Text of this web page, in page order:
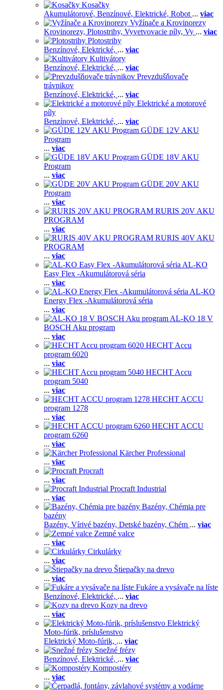
Kosačky
Akumulátorové, Benzínové, Elektrické, Robot ... viac
Vyžínače a Krovinorezy
Krovinorezy, Plotostrihy, Vyvetvovacie píly, Vy ... viac
Plotostrihy
Benzínové, Elektrické, ... viac
Kultivátory
Benzínové, Elektrické, ... viac
Prevzdušňovače
trávnikov
Benzínové, Elektrické, ... viac
Elektrické a motorové
píly
Benzínové, Elektrické, ... viac
GÜDE 12V AKU
Program
... viac
GÜDE 18V AKU
Program
... viac
GÜDE 20V AKU
Program
... viac
RURIS 20V AKU
PROGRAM
... viac
RURIS 40V AKU
PROGRAM
... viac
AL-KO
Easy Flex -Akumulátorová séria
... viac
AL-KO
Energy Flex -Akumulátorová séria
... viac
AL-KO 18 V
BOSCH Aku program
... viac
HECHT Accu
program 6020
... viac
HECHT Accu
program 5040
... viac
HECHT ACCU
program 1278
... viac
HECHT ACCU
program 6260
... viac
Kärcher Professional
... viac
Procraft
... viac
Procraft Industrial
... viac
Bazény, Chémia pre
bazény
Bazény, Vírivé bazény, Detské bazény, Chém ... viac
Zemné valce
... viac
Cirkulárky
... viac
Štiepačky na drevo
... viac
Fukáre a vysávače na líste
Benzínové, Elektrické, ... viac
Kozy na drevo
... viac
Elektrický
Moto-fúrik, príslušenstvo
Elektrický Moto-fúrik, ... viac
Snežné frézy
Benzínové, Elektrické, ... viac
Kompostéry
... viac